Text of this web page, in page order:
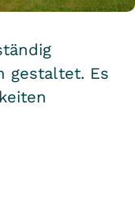
gestaltet. Es